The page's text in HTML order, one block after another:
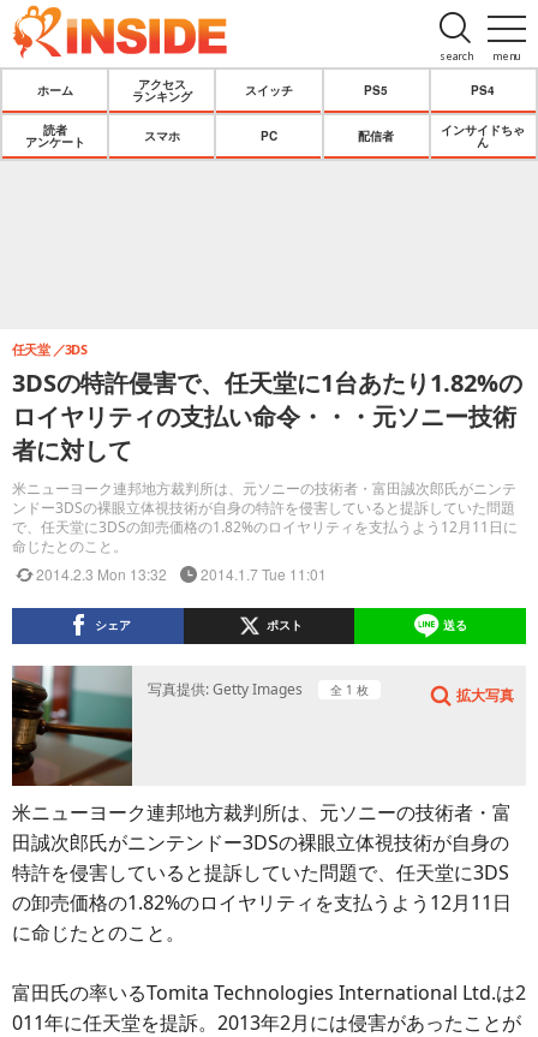
menu
search
ホーム
アクセス
ランキング
スイッチ PS5 PS4
読者
アンケート
スマホ PC 配信者
インサイドちゃ
ん
3DSの特許侵害で、任天堂に1台あたり1.82%の
ロイヤリティの支払い命令・・・元ソニー技術
者に対して
米ニューヨーク連邦地方裁判所は、元ソニーの技術者・富田誠次郎氏がニンテ
ンドー3DSの裸眼立体視技術が自身の特許を侵害していると提訴していた問題
で、任天堂に3DSの卸売価格の1.82%のロイヤリティを支払うよう12月11日に
命じたとのこと。
任天堂 3DS
2014.2.3 Mon 13:32 2014.1.7 Tue 11:01
シェア ポスト 送る
写真提供: Getty Images 全 1 枚 拡大写真
米ニューヨーク連邦地方裁判所は、元ソニーの技術者・富
田誠次郎氏がニンテンドー3DSの裸眼立体視技術が自身の
特許を侵害していると提訴していた問題で、任天堂に3DS
の卸売価格の1.82%のロイヤリティを支払うよう12月11日
に命じたとのこと。
富田氏の率いるTomita Technologies International Ltd.は2
011年に任天堂を提訴。2013年2月には侵害があったことが